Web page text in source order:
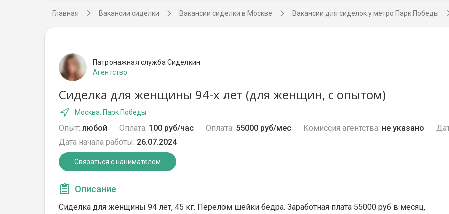
Главная Вакансии сиделки Вакансии сиделки в Москве Вакансии для сиделок у метро Парк Победы
Патронажная служба Сиделкин
Агентство
Сиделка для женщины 94-х лет (для женщин, с опытом)
Москва, Парк Победы
Опыт: любой Оплата: 100 руб/час Оплата: 55000 руб/мес Комиссия агентства: не указано
Дата начала работы: 26.07.2024
Связаться с нанимателем
Описание
Сиделка для женщины 94 лет, 45 кг. Перелом шейки бедра. Заработная плата 55000 руб в месяц,